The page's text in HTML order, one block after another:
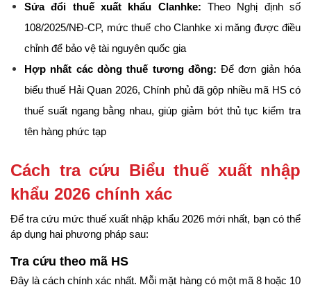
Sửa đổi thuế xuất khẩu Clanhke: Theo Nghị định số
108/2025/NĐ-CP, mức thuế cho Clanhke xi măng được điều
chỉnh để bảo vệ tài nguyên quốc gia
Hợp nhất các dòng thuế tương đồng: Để đơn giản hóa
biểu thuế Hải Quan 2026, Chính phủ đã gộp nhiều mã HS có
thuế suất ngang bằng nhau, giúp giảm bớt thủ tục kiểm tra
tên hàng phức tạp
Cách tra cứu Biểu thuế xuất nhập
khẩu 2026 chính xác
Để tra cứu mức thuế xuất nhập khẩu 2026 mới nhất, bạn có thể
áp dụng hai phương pháp sau:
Tra cứu theo mã HS
Đây là cách chính xác nhất. Mỗi mặt hàng có một mã 8 hoặc 10